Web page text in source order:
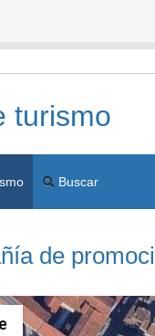
turismo
Buscar
de